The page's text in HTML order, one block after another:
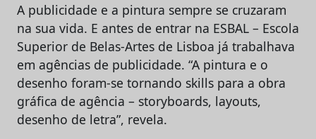
A publicidade e a pintura sempre se cruzaram
na sua vida. E antes de entrar na ESBAL – Escola
Superior de Belas-Artes de Lisboa já trabalhava
em agências de publicidade. “A pintura e o
desenho foram-se tornando skills para a obra
gráfica de agência – storyboards, layouts,
desenho de letra”, revela.